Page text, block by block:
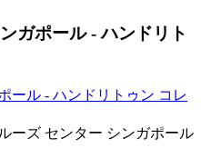
ガポール - ハンドリト
ール - ハンドリトゥン コレ
ーズ センター シンガポール